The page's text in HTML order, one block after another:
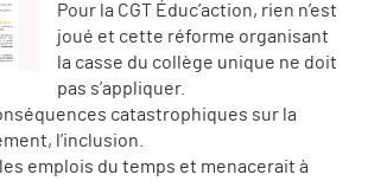
Pour la CGT Éduc’action, rien n’est
joué et cette réforme organisant
la casse du collège unique ne doit
pas s’appliquer.
catastrophiques sur la
l’inclusion.
emplois du temps et menacerait à